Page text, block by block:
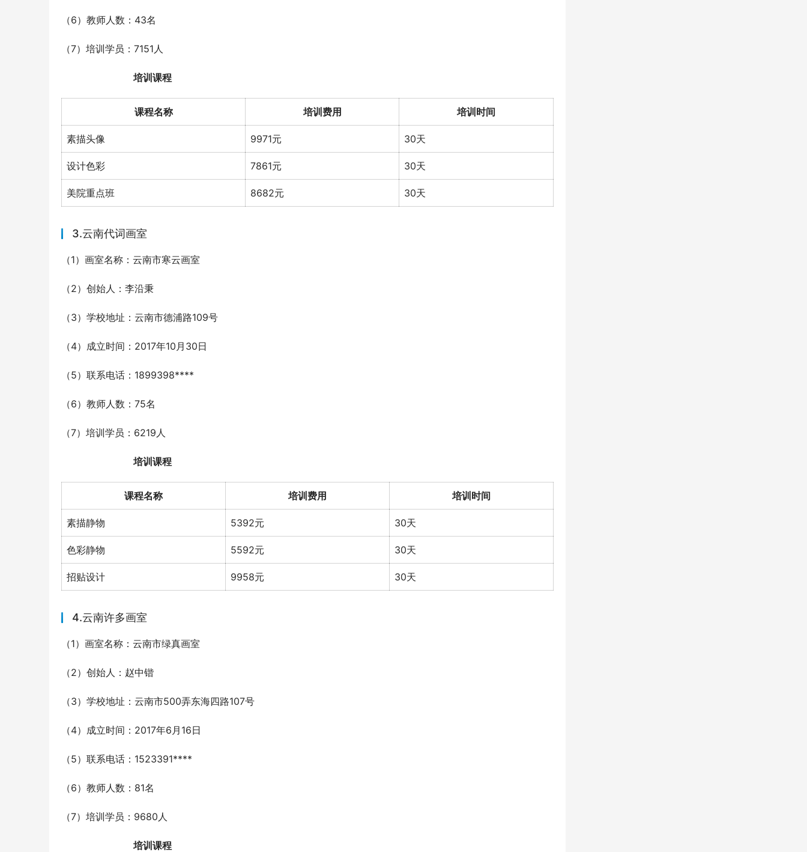
（6）教师人数：43名
（7）培训学员：7151人
培训课程
课程名称 培训费用 培训时间
素描头像 9971元 30天
设计色彩 7861元 30天
美院重点班 8682元 30天
3.云南代词画室
（1）画室名称：云南市寒云画室
（2）创始人：李沿秉
（3）学校地址：云南市德浦路109号
（4）成立时间：2017年10月30日
（5）联系电话：1899398****
（6）教师人数：75名
（7）培训学员：6219人
培训课程
课程名称 培训费用 培训时间
素描静物 5392元 30天
色彩静物 5592元 30天
招贴设计 9958元 30天
4.云南许多画室
（1）画室名称：云南市绿真画室
（2）创始人：赵中锴
（3）学校地址：云南市500弄东海四路107号
（4）成立时间：2017年6月16日
（5）联系电话：1523391****
（6）教师人数：81名
（7）培训学员：9680人
培训课程